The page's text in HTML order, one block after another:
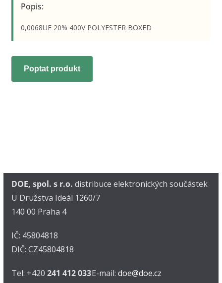
Popis:
0,0068UF 20% 400V POLYESTER BOXED
Poptat produkt
DOE, spol. s r.o. distribuce elektronických součástek
U Družstva Ideál 1260/7
140 00 Praha 4
IČ: 45804818
DIČ: CZ45804818
Tel: +420 241 412 033E-mail: doe@doe.cz